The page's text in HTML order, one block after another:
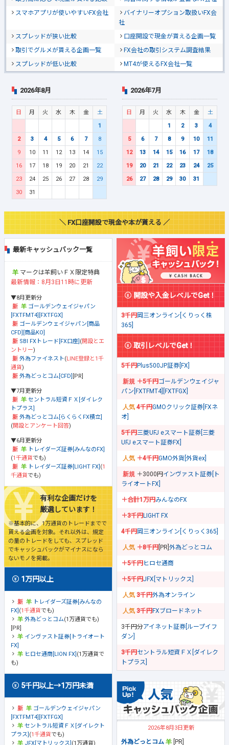
スマホアプリが使いやすいFX会社
バイナリーオプション取扱いFX会
社
スプレッドが狭い比較
口座開設で現金が貰える企画一覧
取引でグルメが貰える企画一覧
FX会社の取引システム調査結果
スプレッドが低い比較
MT4が使えるFX会社一覧
2026年8月
日 月 火 水 木 金
土
1
2
3 4 5 6 7
8
9
10 11 12 13 14
15
16
17 18 19 20 21
22
23
24 25 26 27 28
29
30
31
2026年7月
日 月 火 水 木 金
土
1
2 3
4
5
6 7 8 9 10
11
12
13 14 15 16 17
18
19
20 21 22 23 24
25
26
27 28 29 30 31
＼ FX口座開設で現金や本が貰える ／
最新キャッシュバック一覧
マークは羊飼いＦＸ限定特典
最新情報：8月3日11時に更新
▼8月更新分
ゴールデンウェイジャパン
[FXTFMT4][FXTFGX]
ゴールデンウェイジャパン[商品
CFD][商品KO]
SBI FXトレード[FX口座] (開設とエ
ントリー)
外為ファイネスト(LINE登録と1千
通貨)
外為どっとコム[CFD]
[PR]
▼7月更新分
セントラル短資ＦＸ[ダイレク
トプラス]
外為どっとコム[らくらくFX積立]
(開設とアンケート回答)
▼6月更新分
トレイダーズ証券[みんなのFX]
(1千通貨でも)
トレイダーズ証券[LIGHT FX] (1
千通貨でも)
有利な企画だけを
厳選しています！
※基本的に、1万通貨のトレードまでで
貰える企画を対象。それ以外は、規定
の量のトレードをしても、スプレッド
でキャッシュバックがマイナスになら
ないモノを掲載。
1万円以上
トレイダーズ証券[みんなの
FX] (1千通貨でも)
外為どっとコム(1万通貨でも)
[PR]
インヴァスト証券[トライオート
FX]
ヒロセ通商[LION FX] (1万通貨で
も)
5千円以上→1万円未満
ゴールデンウェイジャパン
[FXTFMT4][FXTFGX]
セントラル短資ＦＸ[ダイレクト
プラス] (1千通貨でも)
JFX[マトリックス] (1万通貨)
開設や入金レベルでGet！
3千円岡三オンライン[くりっく株
365]
取引レベルでGet！
5千円Plus500JP証券[FX]
＋5千円ゴールデンウェイジャ
パン[FXTFMT4][FXTFGX]
4千円GMOクリック証券[FXネ
オ]
5千円三菱UFJ eスマート証券[三菱
UFJ eスマート証券FX]
＋4千円GMO外貨[外貨ex]
＋3000円 インヴァスト証券[ト
ライオートFX]
＋合計1万円みんなのFX
＋3千円LIGHT FX
4千円岡三オンライン[くりっく365]
＋8千円 [PR] 外為どっとコム
＋5千円ヒロセ通商
＋5千円JFX[マトリックス]
3千円外為オンライン
3千円FXブロードネット
3千円分アイネット証券[ループイフ
ダン]
3千円セントラル短資ＦＸ[ダイレク
トプラス]
2026年8月3日更新
外為どっとコム
[PR]